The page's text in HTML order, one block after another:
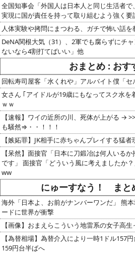
全国知事会「外国人は日本人と同じ生活者
実現に国が責任を持って取り組むよう強く要
人体実験や拷問にまつわる、ガチで怖い話を
DeNA関根大気（31）、2軍でも腐らずにチ
ないなら4割打てばいい」他
おまとめ : おす
回転寿司屋客「水くれや」アルバイト僕「セ
女さん ｢アイドルが19歳にもなってスク水
ｗｗ
【速報】ワイの近所の川、死体が上がる →
も騒然⇒・・！！！
【嫉妬罪】JK相手に赤ちゃんプレイする猛
【呆然】面接官「日本に刀鍛冶は何人いる
です」 面接官「どういう風に考えましたか
ww
にゅーすなう！ まと
海外「日本よ、お前がナンバーワンだ」 熊
ードに世界が衝撃
【画像】おまえらこういう地雷系の女子高
【為替相場】為替介入により一時1ドル157
159円台半ばへ